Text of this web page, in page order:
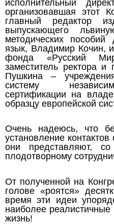
исполнительный
организовавшая этот
главный редактор
выпускающего
методических
язык, Владимир Кочин,
фонда «Русский
заместитель ректора и
Пушкина –
систему
сертификации на
образцу европейской
Очень надеюсь, что
установление
они представляют,
плодотворному
От полученной на
голове «роятся»
время эти идеи
наиболее реалистичные
жизнь!